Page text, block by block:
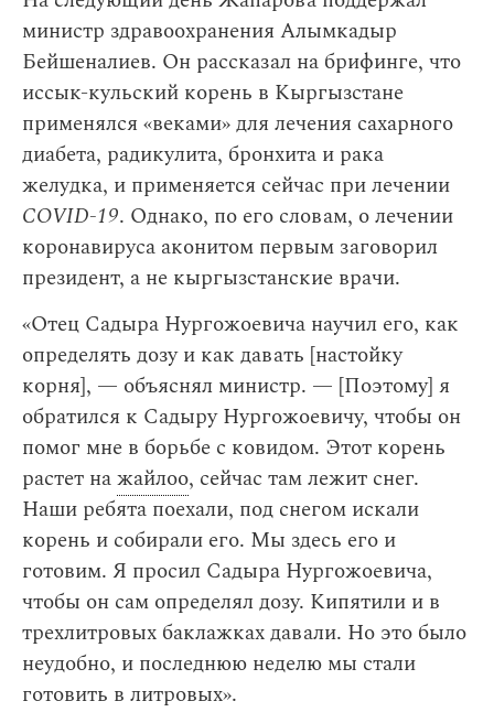
министр здравоохранения Алымкадыр
Бейшеналиев. Он рассказал на брифинге, что
иссык-кульский корень в Кыргызстане
применялся «веками» для лечения сахарного
диабета, радикулита, бронхита и рака
желудка, и применяется сейчас при лечении
COVID-19. Однако, по его словам, о лечении
коронавируса аконитом первым заговорил
президент, а не кыргызстанские врачи.
«Отец Садыра Нургожоевича научил его, как
определять дозу и как давать [настойку
корня], — объяснял министр. — [Поэтому] я
обратился к Садыру Нургожоевичу, чтобы он
помог мне в борьбе с ковидом. Этот корень
растет нажайлоо, сейчас там лежит снег.
Наши ребята поехали, под снегом искали
корень и собирали его. Мы здесь его и
готовим. Я просил Садыра Нургожоевича,
чтобы он сам определял дозу. Кипятили и в
трехлитровых баклажках давали. Но это было
неудобно, и последнюю неделю мы стали
готовить в литровых».